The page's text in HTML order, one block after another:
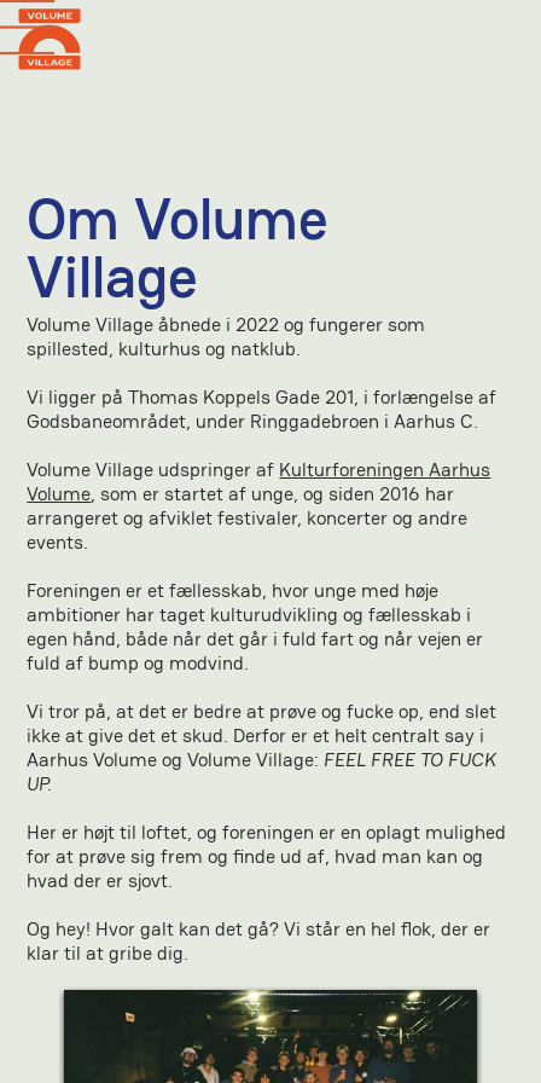
Om Volume
Village
Volume Village åbnede i 2022 og fungerer som
spillested, kulturhus og natklub.
Vi ligger på Thomas Koppels Gade 201, i forlængelse af
Godsbaneområdet, under Ringgadebroen i Aarhus C.
Volume Village udspringer af Kulturforeningen Aarhus
Volume, som er startet af unge, og siden 2016 har
arrangeret og afviklet festivaler, koncerter og andre
events.
Foreningen er et fællesskab, hvor unge med høje
ambitioner har taget kulturudvikling og fællesskab i
egen hånd, både når det går i fuld fart og når vejen er
fuld af bump og modvind.
Vi tror på, at det er bedre at prøve og fucke op, end slet
ikke at give det et skud. Derfor er et helt centralt say i
Aarhus Volume og Volume Village: FEEL FREE TO FUCK
UP.
Her er højt til loftet, og foreningen er en oplagt mulighed
for at prøve sig frem og finde ud af, hvad man kan og
hvad der er sjovt.
Og hey! Hvor galt kan det gå? Vi står en hel flok, der er
klar til at gribe dig.